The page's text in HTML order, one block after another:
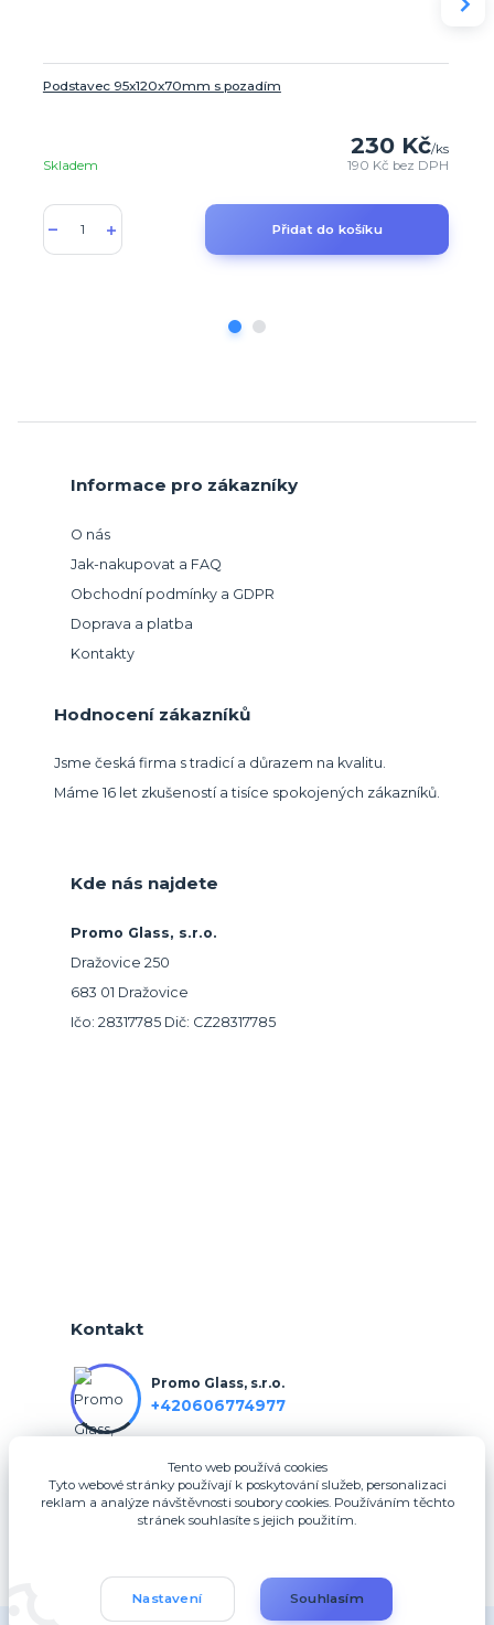
Podstavec 95x120x70mm s pozadím
230 Kč/ks
190 Kč bez DPH
Skladem
Přidat do košíku
Informace pro zákazníky
O nás
Jak-nakupovat a FAQ
Obchodní podmínky a GDPR
Doprava a platba
Kontakty
Hodnocení zákazníků
Jsme česká firma s tradicí a důrazem na kvalitu.
Máme 16 let zkušeností a tisíce spokojených zákazníků.
Kde nás najdete
Promo Glass, s.r.o.
Dražovice 250
683 01 Dražovice
Ičo: 28317785 Dič: CZ28317785
Kontakt
Promo Glass, s.r.o.
+420606774977
info@3dfotodarky.cz
Tento web používá cookies
Tyto webové stránky používají k poskytování služeb, personalizaci
reklam a analýze návštěvnosti soubory cookies. Používáním těchto
stránek souhlasíte s jejich použitím.
Nastavení Souhlasím